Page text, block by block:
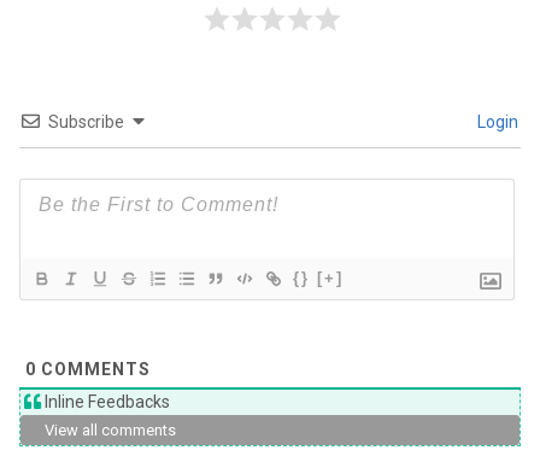
Subscribe Login
{} [+]
0 COMMENTS
Inline Feedbacks
View all comments